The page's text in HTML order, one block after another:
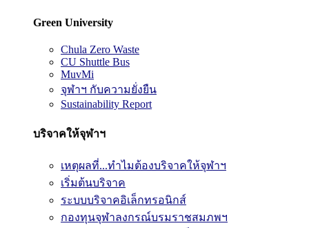
Green University
Chula Zero Waste
CU Shuttle Bus
MuvMi
จุฬาฯ กับความยั่งยืน
Sustainability Report
บริจาคให้จุฬาฯ
เหตุผลที่...ทำไมต้องบริจาคให้จุฬาฯ
เริ่มต้นบริจาค
ระบบบริจาคอิเล็กทรอนิกส์
กองทุนจุฬาลงกรณ์บรมราชสมภพฯ